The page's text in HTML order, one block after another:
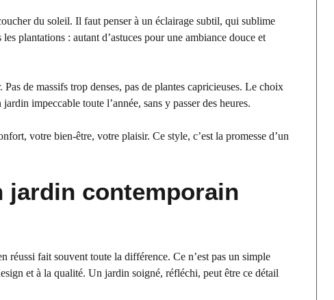
du soleil. Il faut penser à un éclairage subtil, qui sublime
plantations : autant d’astuces pour une ambiance douce et
de massifs trop denses, pas de plantes capricieuses. Le choix
impeccable toute l’année, sans y passer des heures.
votre bien-être, votre plaisir. Ce style, c’est la promesse d’un
jardin contemporain
réussi fait souvent toute la différence. Ce n’est pas un simple
et à la qualité. Un jardin soigné, réfléchi, peut être ce détail